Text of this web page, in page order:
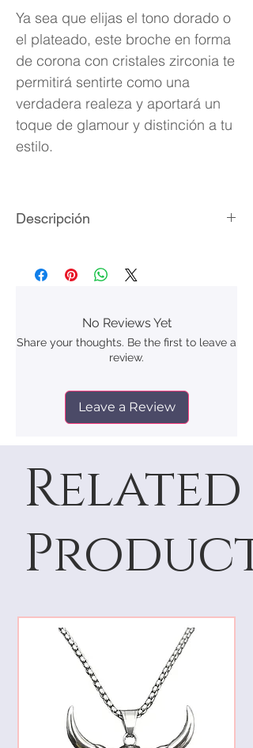
Ya sea que elijas el tono dorado o
el plateado, este broche en forma
de corona con cristales zirconia te
permitirá sentirte como una
verdadera realeza y aportará un
toque de glamour y distinción a tu
estilo.
Descripción
de plata 925.
Peso aproximado: 1.8 g
Formato de venta: 1 pieza
Empaque: bolsita de terciopelo
No Reviews Yet
Share your thoughts. Be the first to leave a
review.
Leave a Review
Related
Products